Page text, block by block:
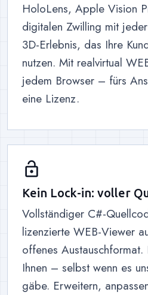
HoloLens, Apple Vision
digitalen Zwilling mit
3D-Erlebnis, das Ihre
nutzen. Mit realvirtual
jedem Browser – fürs
eine Lizenz.
lock_open
Kein Lock-in: voller
Vollständiger C#-
lizenzierte WEB-Viewer
offenes
Ihnen – selbst wenn es
gäbe. Erweitern,